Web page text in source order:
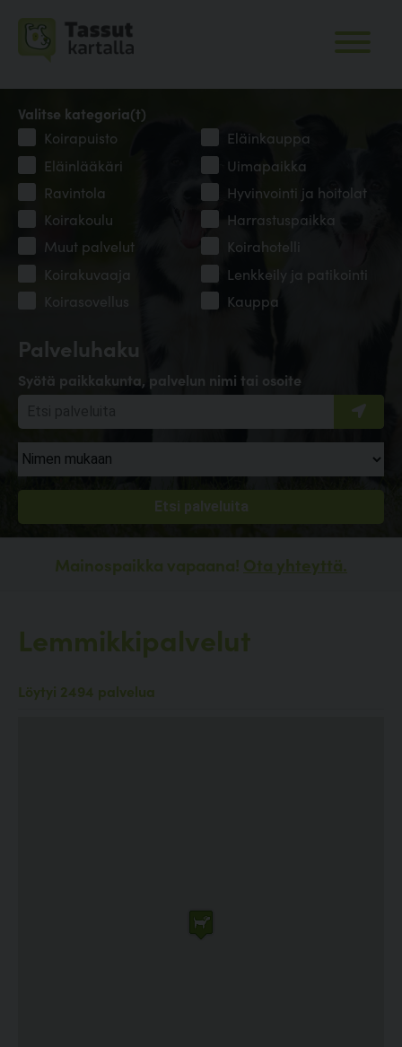
Palveluhaku
Syötä paikkakunta, palvelun nimi tai osoite
Valitse kategoria(t)
Koirapuisto
Eläinkauppa
Eläinlääkäri
Uimapaikka
Ravintola
Hyvinvointi ja hoitolat
Koirakoulu
Harrastuspaikka
Muut palvelut
Koirahotelli
Koirakuvaaja
Lenkkeily ja patikointi
Koirasovellus
Kauppa
Mainospaikka vapaana! Ota yhteyttä.
Lemmikkipalvelut
Löytyi 2494 palvelua